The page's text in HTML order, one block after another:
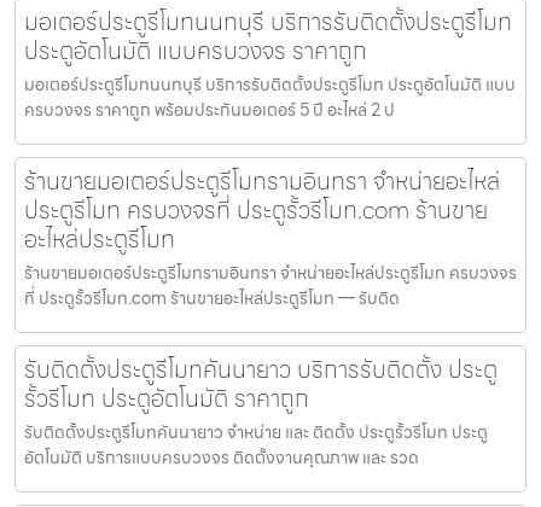
มอเตอร์ประตูรีโมทนนทบุรี บริการรับติดตั้งประตูรีโมท
ประตูอัตโนมัติ แบบครบวงจร ราคาถูก
มอเตอร์ประตูรีโมทนนทบุรี บริการรับติดตั้งประตูรีโมท ประตูอัตโนมัติ แบบ
ครบวงจร ราคาถูก พร้อมประกันมอเตอร์ 5 ปี อะไหล่ 2 ป
ร้านขายมอเตอร์ประตูรีโมทรามอินทรา จำหน่ายอะไหล่
ประตูรีโมท ครบวงจรที่ ประตูรั้วรีโมท.com ร้านขาย
อะไหล่ประตูรีโมท
ร้านขายมอเตอร์ประตูรีโมทรามอินทรา จำหน่ายอะไหล่ประตูรีโมท ครบวงจร
ที่ ประตูรั้วรีโมท.com ร้านขายอะไหล่ประตูรีโมท — รับติด
รับติดตั้งประตูรีโมทคันนายาว บริการรับติดตั้ง ประตู
รั้วรีโมท ประตูอัตโนมัติ ราคาถูก
รับติดตั้งประตูรีโมทคันนายาว จำหน่าย และ ติดตั้ง ประตูรั้วรีโมท ประตู
อัตโนมัติ บริการแบบครบวงจร ติดตั้งงานคุณภาพ และ รวด